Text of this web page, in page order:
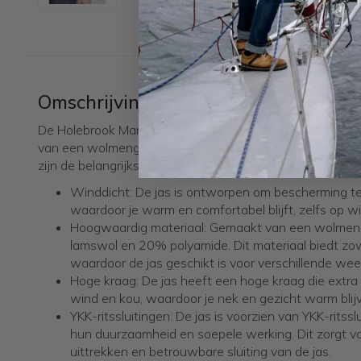
Omschrijving
De Holebrook Mans Zip is een winddichte jas met een
van een wolmengsel voor optimale warmte en
zijn de belangrijkste kenmerken van deze jas:
Winddicht: De jas is ontworpen om bescherming
waardoor je warm en comfortabel blijft, zelfs op
Hoogwaardig materiaal: Gemaakt van een
lamswol en 20% polyamide. Dit materiaal biedt
waardoor de jas geschikt is voor verschillende
Hoge kraag: De jas heeft een hoge kraag die
wind en kou, waardoor je nek en gezicht warm
YKK-ritssluitingen: De jas is voorzien van YKK-
hun duurzaamheid en soepele werking. Dit zorgt
uittrekken en betrouwbare sluiting van de jas.